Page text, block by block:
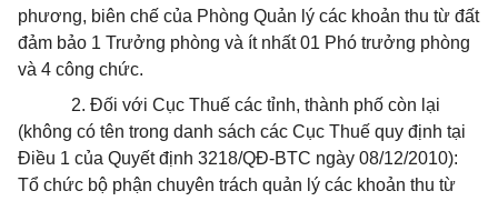
phương, biên chế của Phòng Quản lý các khoản thu từ đất
đảm bảo 1 Trưởng phòng và ít nhất 01 Phó trưởng phòng
và 4 công chức.
2. Đối với Cục Thuế các tỉnh, thành phố còn lại
(không có tên trong danh sách các Cục Thuế quy định tại
Điều 1 của Quyết định 3218/QĐ-BTC ngày 08/12/2010):
Tổ chức bộ phận chuyên trách quản lý các khoản thu từ